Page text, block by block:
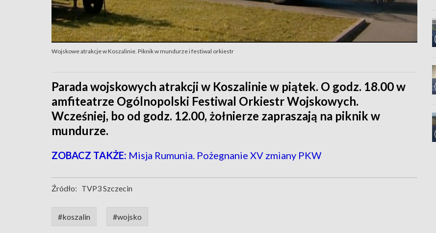
Wojskowe atrakcje w Koszalinie. Piknik w mundurze i festiwal orkiestr
Parada wojskowych atrakcji w Koszalinie w piątek. O godz. 18.00 w
amfiteatrze Ogólnopolski Festiwal Orkiestr Wojskowych.
Wcześniej, bo od godz. 12.00, żołnierze zapraszają na piknik w
mundurze.
ZOBACZ TAKŻE: Misja Rumunia. Pożegnanie XV zmiany PKW
Źródło: TVP3 Szczecin
#koszalin #wojsko